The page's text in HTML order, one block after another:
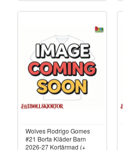
Wolves Rodrigo Gomes
#21 Borta Kläder Barn
2026-27 Kortärmad (+